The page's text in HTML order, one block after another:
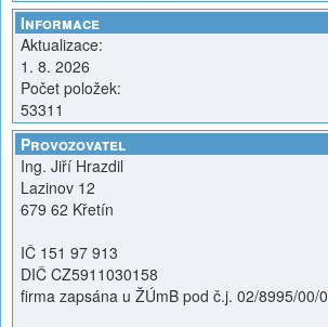
Informace
Aktualizace:
1. 8. 2026
Počet položek:
53311
Provozovatel
Ing. Jiří Hrazdil
Lazinov 12
679 62 Křetín
IČ 151 97 913
DIČ CZ5911030158
firma zapsána u ŽÚmB pod č.j. 02/8995/00/0